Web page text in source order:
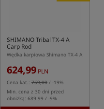
SHIMANO Tribal TX-4 A
Carp Rod
Wędka karpiowa Shimano TX-4 A
624,99 PLN
Cena kat.: 769,00 / -19%
Min. cena z 30 dni przed
obniżką: 689.99 / -9%